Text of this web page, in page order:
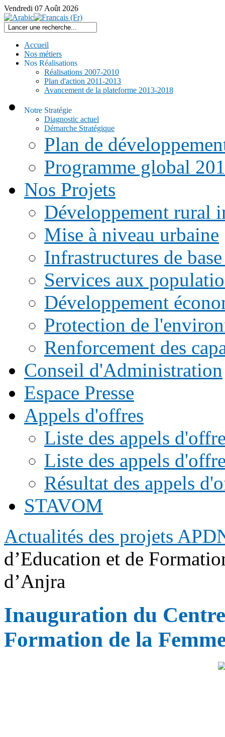
Vendredi 07 Août 2026
Accueil
Nos métiers
Nos Réalisations
Réalisations 2007-2010
Plan d'action 2011-2013
Avancement de la plateforme 2013-2018
Notre Stratégie
Diagnostic actuel
Démarche Stratégique
Plan de
Programme global
Nos Projets
Développement rural
Mise à niveau urbaine
Infrastructures de
Services aux
Développement
Protection de
Renforcement des
Conseil d'Administration
Espace Presse
Appels d'offres
Liste des appels
Liste des appels
Résultat des appels
STAVOM
Actualités des projets
d’Education et de
d’Anjra
Inauguration du
Formation de la